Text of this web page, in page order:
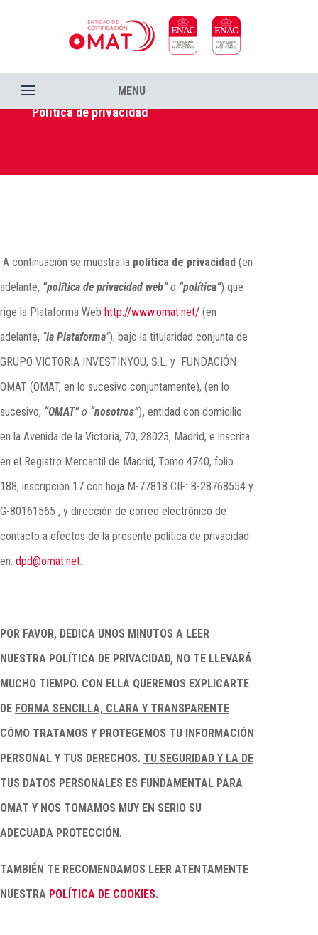
Política de privacidad
A continuación se muestra la política de privacidad (en
adelante, “política de privacidad web”o “política”) que
rige la Plataforma Web http://www.omat.net/ (en
adelante, “la Plataforma”), bajo la titularidad conjunta de
GRUPO VICTORIA INVESTINYOU, S.L. y FUNDACIÓN
OMAT (OMAT, en lo sucesivo conjuntamente), (en lo
sucesivo, “OMAT”o “nosotros”), entidad con domicilio
en la Avenida de la Victoria, 70, 28023, Madrid, e inscrita
en el Registro Mercantil de Madrid, Tomo 4740, folio
188, inscripción 17 con hoja M-77818 CIF: B-28768554 y
G-80161565 , y dirección de correo electrónico de
contacto a efectos de la presente política de privacidad
en: dpd@omat.net.
POR FAVOR, DEDICA UNOS MINUTOS A LEER
NUESTRA POLÍTICA DE PRIVACIDAD, NO TE LLEVARÁ
MUCHO TIEMPO. CON ELLA QUEREMOS EXPLICARTE
DE FORMA SENCILLA, CLARA Y TRANSPARENTE
CÓMO TRATAMOS Y PROTEGEMOS TU INFORMACIÓN
PERSONAL Y TUS DERECHOS. TU SEGURIDAD Y LA DE
TUS DATOS PERSONALES ES FUNDAMENTAL PARA
OMAT Y NOS TOMAMOS MUY EN SERIO SU
ADECUADA PROTECCIÓN.
TAMBIÉN TE RECOMENDAMOS LEER ATENTAMENTE
NUESTRA POLÍTICA DE COOKIES.